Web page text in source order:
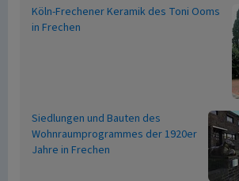
Köln-Frechener Keramik des Toni Ooms
in Frechen
Siedlungen und Bauten des
Wohnraumprogrammes der 1920er
Jahre in Frechen